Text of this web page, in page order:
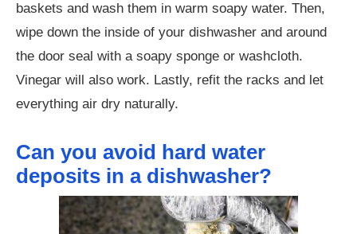
baskets and wash them in warm soapy water. Then,
wipe down the inside of your dishwasher and around
the door seal with a soapy sponge or washcloth.
Vinegar will also work. Lastly, refit the racks and let
everything air dry naturally.
Can you avoid hard water
deposits in a dishwasher?